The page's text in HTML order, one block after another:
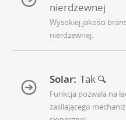
nierdzewnej
Wysokiej jakości
nierdzewnej.
Solar: Tak
Funkcja pozwala na
zasilającego